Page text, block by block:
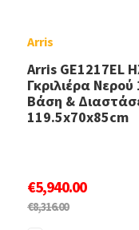
Arris
Arris GE1217EL
Γκριλιέρα
Βάση &
119.5x70x85cm
€5,940.00
€8,316.00